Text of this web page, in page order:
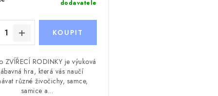
dodavatele
ZVÍŘECÍ RODINKY je výuková
hra, která vás naučí
různé živočichy, samce,
samice a...